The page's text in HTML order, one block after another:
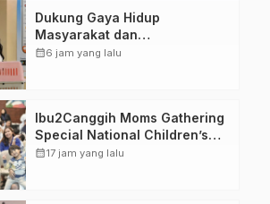
Dukung Gaya Hidup
Masyarakat dan
Kesejahteraan Hewan, KAI
calendar_month6 jam yang lalu
Ibu2Canggih Moms Gathering
Special National Children’s
Day Jadi Ajang Bonding 100
calendar_month17 jam yang lalu